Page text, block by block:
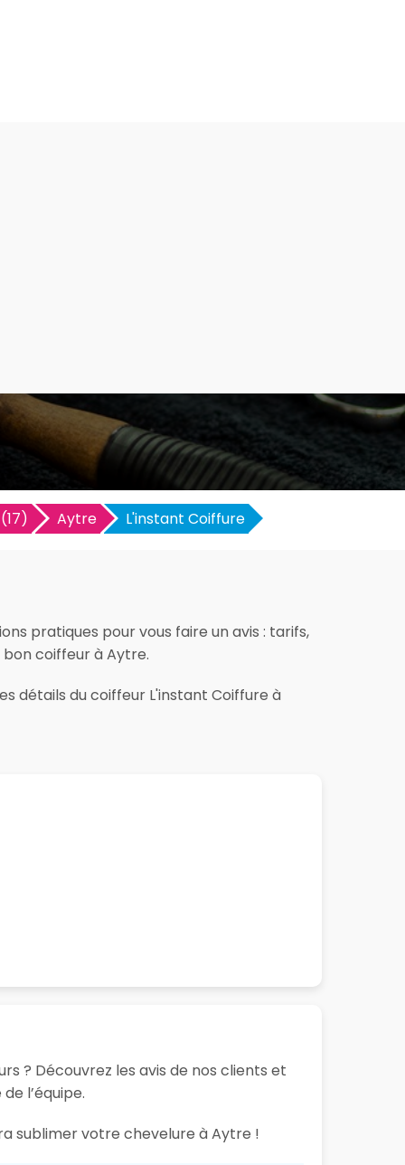
Aytre L'instant Coiffure
pratiques pour vous faire un avis : tarifs,
bon coiffeur à Aytre.
détails du coiffeur L'instant Coiffure à
? Découvrez les avis de nos clients et
l’équipe.
sublimer votre chevelure à Aytre !